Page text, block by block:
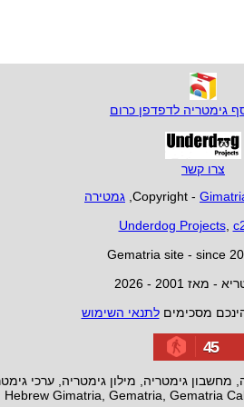
גימטריה לדפדפן כרום
צרו קשר
, גמטירה
Underdog Projects,
Gematria site - since
מאז 2001 - 2026
מסכימיםלתנאי השימוש
45
גימטריה, מילון גימטריה, ערכי
Hebrew Gimatria, Gematria, Gematria